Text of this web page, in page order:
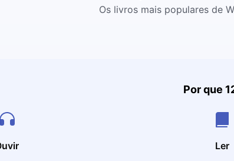
Os livros mais populares de
Por que
Ler